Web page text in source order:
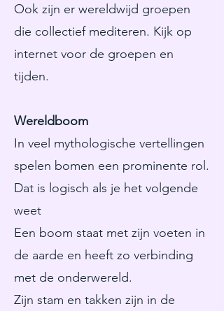
Ook zijn er wereldwijd groepen
die collectief mediteren. Kijk op
internet voor de groepen en
tijden.
Wereldboom
In veel mythologische vertellingen
spelen bomen een prominente rol.
Dat is logisch als je het volgende
weet
Een boom staat met zijn voeten in
de aarde en heeft zo verbinding
met de onderwereld.
Zijn stam en takken zijn in de